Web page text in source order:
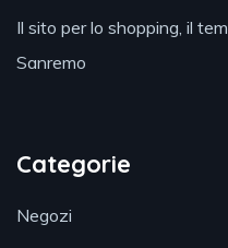
Il sito per lo shopping, il
Sanremo
Categorie
Negozi